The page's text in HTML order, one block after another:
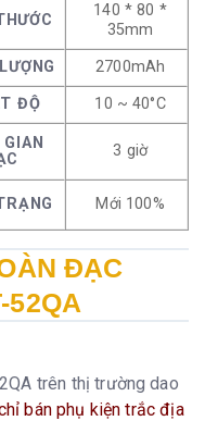
140 * 80 *
35mm
2700mAh
ĐỘ 10 ~ 40°C
3 giờ
Mới 100%
ĐẠC
52QA
trên thị trường dao
bán phụ kiện trắc địa